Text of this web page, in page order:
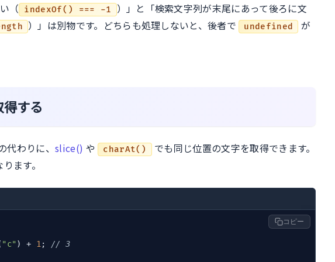
（ indexOf() === -1
）」と「検索文字列が末尾にあって後ろに文
）」は別物です。どちらも処理しないと、後者で undefined
が
する
代わりに、slice() や charAt()
でも同じ位置の文字を取得できます。
ます。
"c" ) + 1 ; // 3
コピー